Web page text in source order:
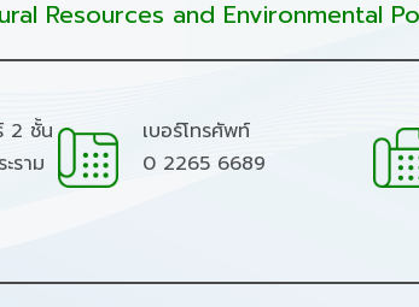
Resources and Environmental
2 ชั้น
ราม
เบอร์โทรศัพท์
0 2265 6689